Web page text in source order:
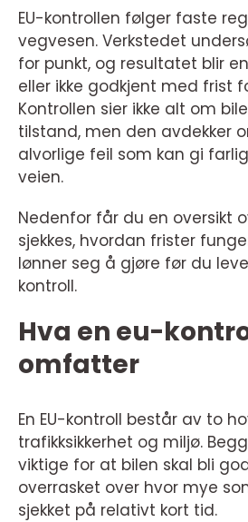
EU-kontrollen følger faste
vegvesen. Verkstedet
for punkt, og resultatet blir
eller ikke godkjent med frist
Kontrollen sier ikke alt om
tilstand, men den avdekker
alvorlige feil som kan gi
veien.
Nedenfor får du en oversikt
sjekkes, hvordan frister
lønner seg å gjøre før du
kontroll.
Hva en eu-
omfatter
En EU-kontroll består av to
trafikksikkerhet og miljø.
viktige for at bilen skal bli
overrasket over hvor mye
sjekket på relativt kort tid.